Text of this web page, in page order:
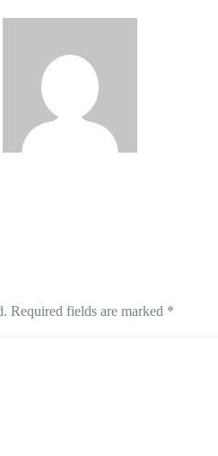
Required fields are marked *